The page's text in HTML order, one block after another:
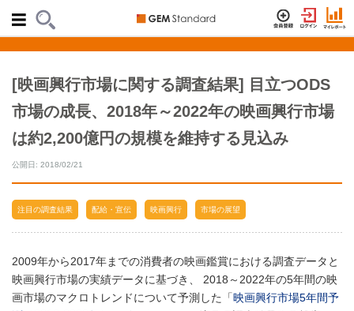
[映画興行市場に関する調査結果] 目立つODS
市場の成長、2018年～2022年の映画興行市場
は約2,200億円の規模を維持する見込み
公開日: 2018/02/21
注目の調査結果 配給・宣伝 映画興行 市場の展望
2009年から2017年までの消費者の映画鑑賞における調査データと
映画興行市場の実績データに基づき、 2018～2022年の5年間の映
画市場のマクロトレンドについて予測した「映画興行市場5年間予